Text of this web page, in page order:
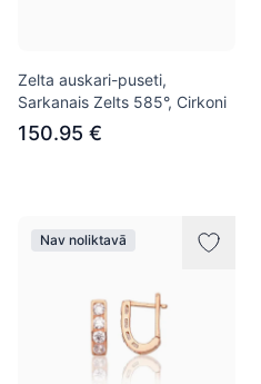
Zelta auskari-puseti,
Sarkanais Zelts 585°, Cirkoni
150.95 €
Nav noliktavā